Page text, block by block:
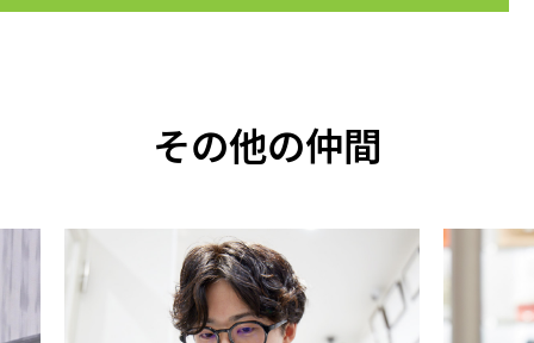
その他の仲間